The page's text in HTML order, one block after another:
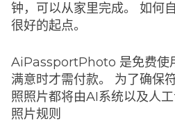
钟，可以从家里完成。 如何
很好的起点。
AiPassportPhoto 是免费使
满意时才需付款。 为了确保
照照片都将由AI系统以及人
照片规则